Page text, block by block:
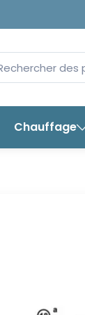
Chauffage